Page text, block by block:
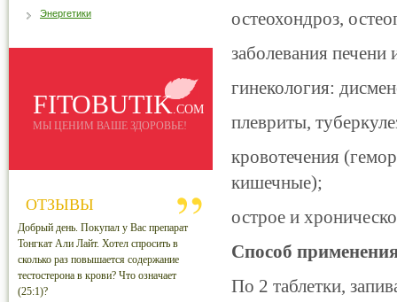
остеохондроз,
заболевания
гинекология:
плевриты,
кровотечения
кишечные);
острое и
Способ
По 2 таблетки,
Энергетики
FITOBUTIK.COM
МЫ ЦЕНИМ ВАШЕ ЗДОРОВЬЕ!
ОТЗЫВЫ
Добрый день. Покупал у Вас препарат
Тонгкат Али Лайт. Хотел спросить в
сколько раз повышается содержание
тестостерона в крови? Что означает
(25:1)?